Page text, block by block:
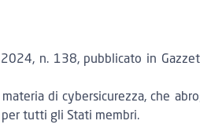
n. 138, pubblicato in
di cybersicurezza, che
tutti gli Stati membri.